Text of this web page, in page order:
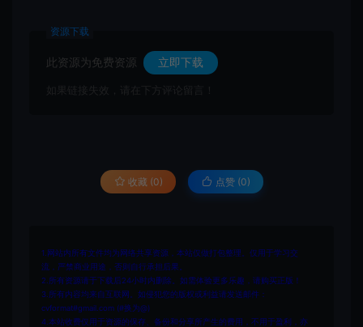
资源下载
此资源为免费资源 立即下载
如果链接失效，请在下方评论留言！
收藏 (0) 点赞 (0)
1.网站内所有文件均为网络共享资源，本站仅做打包整理。仅用于学习交
流，严禁商业用途，否则自行承担后果。
2.所有资源请于下载后24小时内删除。如需体验更多乐趣，请购买正版！
3.所有内容均来自互联网。如侵犯您的版权或利益请发送邮件：
cvformat#gmail.com (#换为@)
4.本站收费仅用于资源的保存、备份和分享所产生的费用，不用于盈利，亦